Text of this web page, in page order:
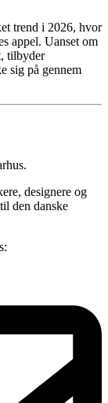
trend i 2026, hvor
appel. Uanset om
tilbyder
sig på gennem
designere og
den danske